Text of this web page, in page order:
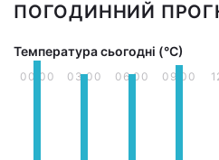
ПОГОДИННИЙ
Температура сьогодні (°С)
00:00 03:00 06:00 09:00